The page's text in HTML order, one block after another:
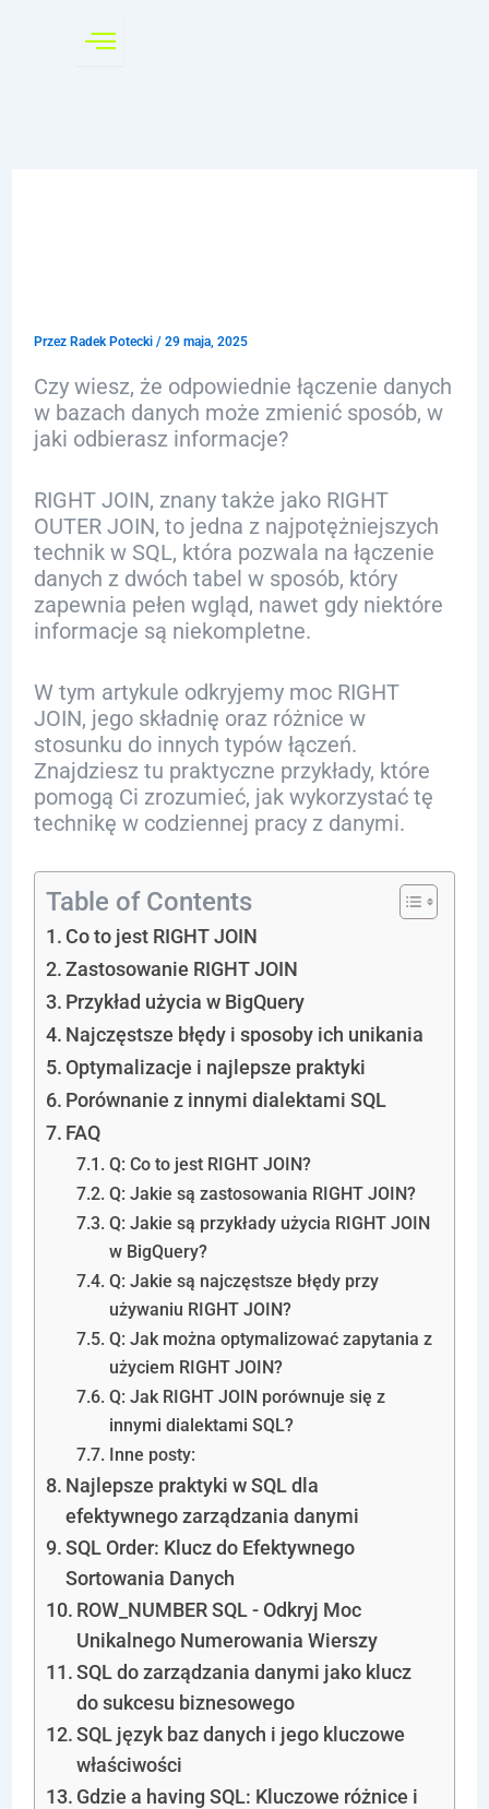
Przez Radek Potecki / 29 maja, 2025
Czy wiesz, że odpowiednie łączenie danych
w bazach danych może zmienić sposób, w
jaki odbierasz informacje?
RIGHT JOIN, znany także jako RIGHT
OUTER JOIN, to jedna z najpotężniejszych
technik w SQL, która pozwala na łączenie
danych z dwóch tabel w sposób, który
zapewnia pełen wgląd, nawet gdy niektóre
informacje są niekompletne.
W tym artykule odkryjemy moc RIGHT
JOIN, jego składnię oraz różnice w
stosunku do innych typów łączeń.
Znajdziesz tu praktyczne przykłady, które
pomogą Ci zrozumieć, jak wykorzystać tę
technikę w codziennej pracy z danymi.
Table of Contents
Co to jest RIGHT JOIN
Zastosowanie RIGHT JOIN
Przykład użycia w BigQuery
Najczęstsze błędy i sposoby ich unikania
Optymalizacje i najlepsze praktyki
Porównanie z innymi dialektami SQL
FAQ
Q: Co to jest RIGHT JOIN?
Q: Jakie są zastosowania RIGHT JOIN?
Q: Jakie są przykłady użycia RIGHT JOIN
w BigQuery?
Q: Jakie są najczęstsze błędy przy
używaniu RIGHT JOIN?
Q: Jak można optymalizować zapytania z
użyciem RIGHT JOIN?
Q: Jak RIGHT JOIN porównuje się z
innymi dialektami SQL?
Inne posty:
Najlepsze praktyki w SQL dla
efektywnego zarządzania danymi
SQL Order: Klucz do Efektywnego
Sortowania Danych
ROW_NUMBER SQL - Odkryj Moc
Unikalnego Numerowania Wierszy
SQL do zarządzania danymi jako klucz
do sukcesu biznesowego
SQL język baz danych i jego kluczowe
właściwości
Gdzie a having SQL: Kluczowe różnice i